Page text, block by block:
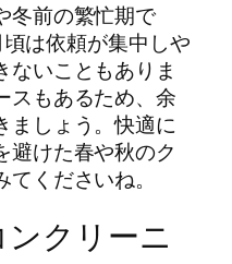
冬前の繁忙期で
頃は依頼が集中しや
ないこともありま
スもあるため、余
ましょう。快適に
避けた春や秋のク
くださいね。
クリーニ